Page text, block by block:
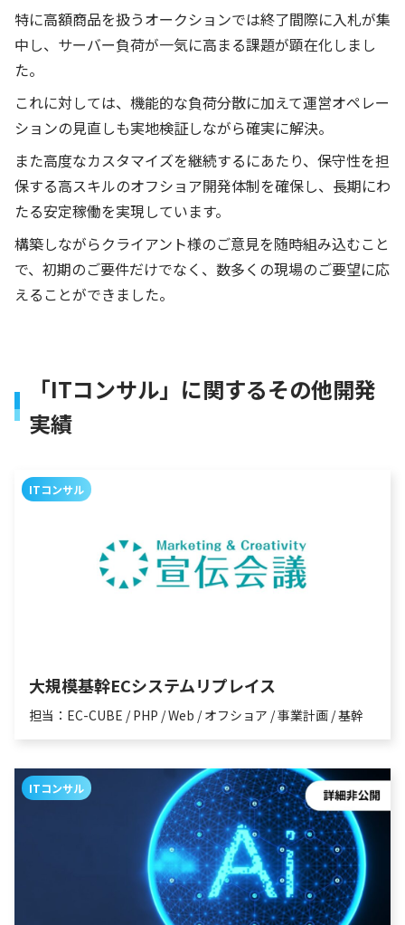
特に高額商品を扱うオークションでは終了間際に入札が集
中し、サーバー負荷が一気に高まる課題が顕在化しまし
た。
これに対しては、機能的な負荷分散に加えて運営オペレー
ションの見直しも実地検証しながら確実に解決。
また高度なカスタマイズを継続するにあたり、保守性を担
保する高スキルのオフショア開発体制を確保し、長期にわ
たる安定稼働を実現しています。
構築しながらクライアント様のご意見を随時組み込むこと
で、初期のご要件だけでなく、数多くの現場のご要望に応
えることができました。
「ITコンサル」に関するその他開発
実績
ITコンサル
大規模基幹ECシステムリプレイス
担当：EC-CUBE / PHP / Web / オフショア / 事業計画 / 基幹
ITコンサル